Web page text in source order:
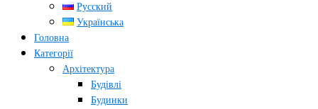
Русский
Українська
Головна
Категорії
Архітектура
Будівлі
Будинки